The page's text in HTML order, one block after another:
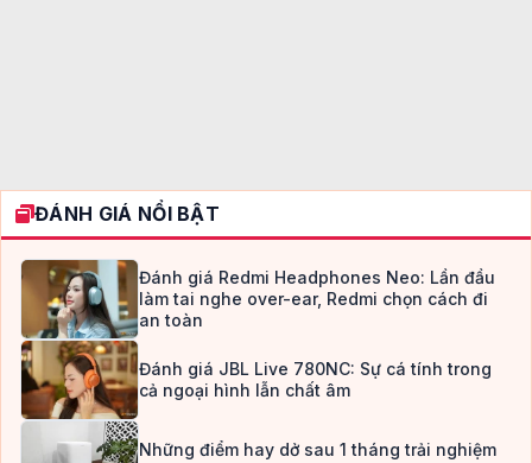
ĐÁNH GIÁ NỔI BẬT
Đánh giá Redmi Headphones Neo: Lần đầu
làm tai nghe over-ear, Redmi chọn cách đi
an toàn
Đánh giá JBL Live 780NC: Sự cá tính trong
cả ngoại hình lẫn chất âm
Những điểm hay dở sau 1 tháng trải nghiệm